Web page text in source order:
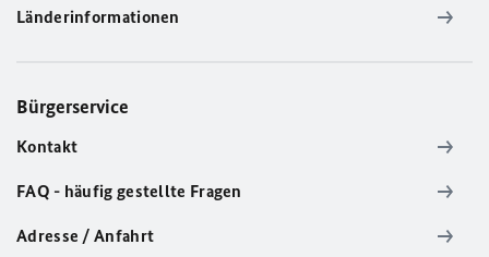
Länderinformationen
Bürgerservice
Kontakt
FAQ - häufig gestellte Fragen
Adresse / Anfahrt